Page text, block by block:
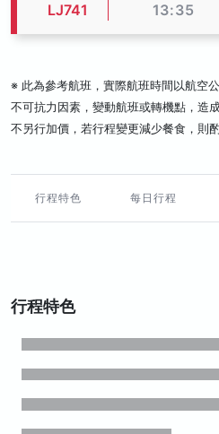
LJ741 13:35
※ 此為參考航班，實際航班時間以航空
不可抗力因素，變動航班或轉機點，造
不另行加價，若行程變更減少餐食，則酌
行程特色 每日行程
行程特色